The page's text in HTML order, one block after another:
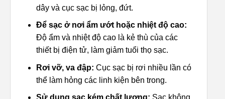
dây và cục sạc bị lỏng, đứt.
Để sạc ở nơi ẩm ướt hoặc nhiệt độ cao:
Độ ẩm và nhiệt độ cao là kẻ thù của các
thiết bị điện tử, làm giảm tuổi thọ sạc.
Rơi vỡ, va đập: Cục sạc bị rơi nhiều lần có
thể làm hỏng các linh kiện bên trong.